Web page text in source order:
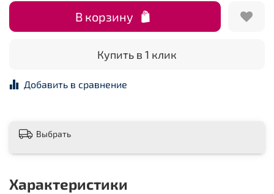
В корзину
Купить в 1 клик
Добавить в сравнение
Выбрать
Характеристики